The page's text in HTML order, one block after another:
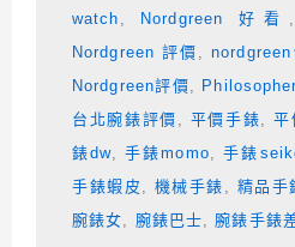
watch , Nordgreen 好看
Nordgreen 評價 ,nordgreen
Nordgreen評價,
台北腕錶評價 , 平價手錶, 平
錶dw, 手錶momo,手錶
手錶蝦皮 , 機械手錶 , 精品手
腕錶女, 腕錶巴士,腕錶手錶